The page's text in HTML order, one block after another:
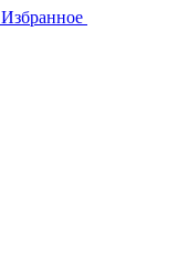
Избранное